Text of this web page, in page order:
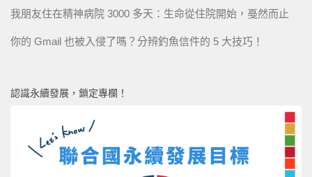
我朋友住在精神病院 3000 多天：生命從住院開始，戞然而止
你的 Gmail 也被入侵了嗎？分辨釣魚信件的 5 大技巧！
認識永續發展，鎖定專欄！